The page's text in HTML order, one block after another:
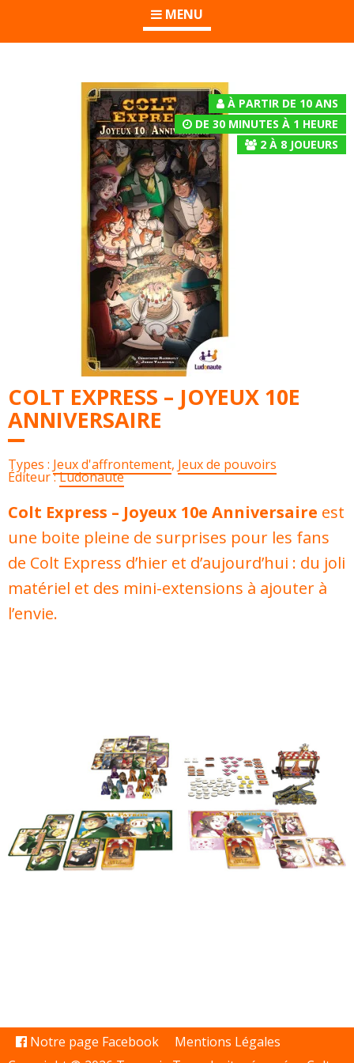
MENU
À PARTIR DE 10 ANS
DE 30 MINUTES À 1 HEURE
2 À 8 JOUEURS
COLT EXPRESS – JOYEUX 10E
ANNIVERSAIRE
Types : Jeux d'affrontement, Jeux de pouvoirs
Éditeur :Ludonaute
Colt Express – Joyeux 10e Anniversaire est
une boite pleine de surprises pour les fans
de Colt Express d’hier et d’aujourd’hui : du joli
matériel et des mini-extensions à ajouter à
l’envie.
Notre page Facebook
Mentions Légales